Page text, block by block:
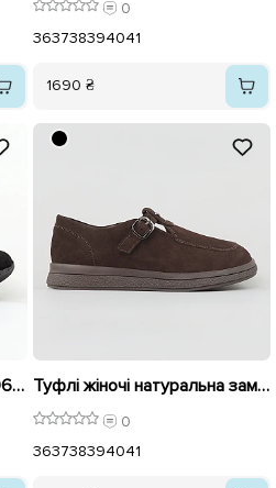
0
363738394041
1690 ₴
Кросівки жіночі замшеві 596016 Чорні Туфлі жіночі натуральна замша 596141 Коричневі
0
363738394041